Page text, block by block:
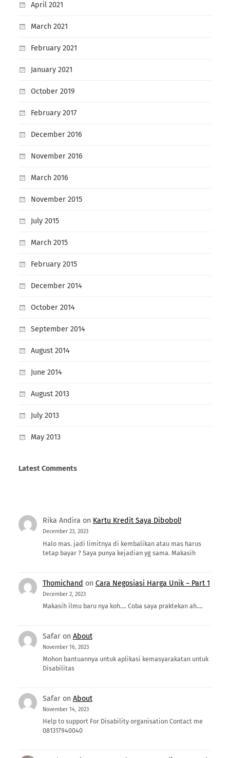
April 2021
March 2021
February 2021
January 2021
October 2019
February 2017
December 2016
November 2016
March 2016
November 2015
July 2015
March 2015
February 2015
December 2014
October 2014
September 2014
August 2014
June 2014
August 2013
July 2013
May 2013
Latest Comments
Rika Andira on Kartu Kredit Saya Dibobol!
December 23, 2023
Halo mas. jadi limitnya di kembalikan atau mas harus
tetap bayar ? Saya punya kejadian yg sama. Makasih
Thomichand on Cara Negosiasi Harga Unik – Part 1
December 2, 2023
Makasih ilmu baru nya koh.... Coba saya praktekan ah....
Safaron About
November 16, 2023
Mohon bantuannya untuk aplikasi kemasyarakatan untuk
Disabilitas
Safaron About
November 14, 2023
Help to support For Disability organisation Contact me
081317940040